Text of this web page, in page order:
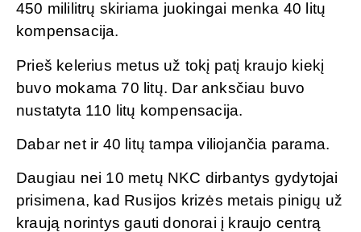
450 mililitrų skiriama juokingai menka 40 litų
kompensacija.
Prieš kelerius metus už tokį patį kraujo kiekį
buvo mokama 70 litų. Dar anksčiau buvo
nustatyta 110 litų kompensacija.
Dabar net ir 40 litų tampa viliojančia parama.
Daugiau nei 10 metų NKC dirbantys gydytojai
prisimena, kad Rusijos krizės metais pinigų už
kraują norintys gauti donorai į kraujo centrą